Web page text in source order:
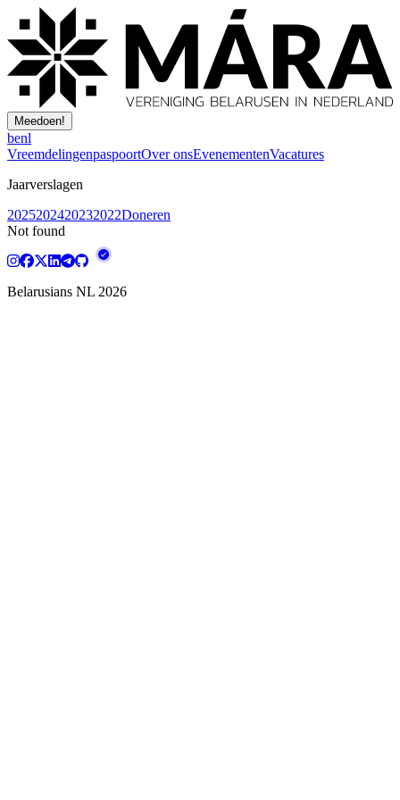
Meedoen!
benl
VreemdelingenpaspoortOver onsEvenementenVacatures
Jaarverslagen
2025202420232022Doneren
Not found
Belarusians NL 2026